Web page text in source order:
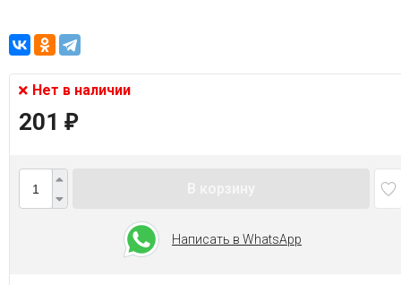
Нет в наличии
201 ₽
Написать в WhatsApp